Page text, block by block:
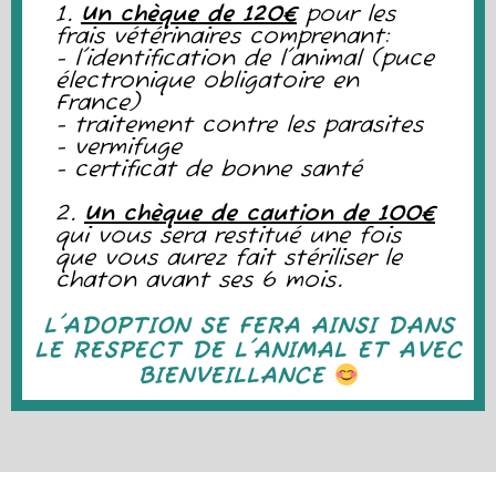
1. Un chèque de 120€pour les
frais vétérinaires comprenant:
- l'identification de l'animal (puce
électronique obligatoire en
France)
- traitement contre les parasites
- vermifuge
- certificat de bonne santé
2. Un chèque de caution de 100€
qui vous sera restitué une fois
que vous aurez fait stériliser le
chaton avant ses 6 mois.
L'ADOPTION SE FERA AINSI DANS
LE RESPECT DE L'ANIMAL ET AVEC
BIENVEILLANCE